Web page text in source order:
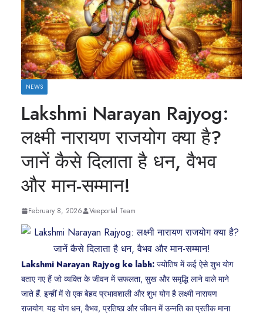
NEWS
Lakshmi Narayan Rajyog:
लक्ष्मी नारायण राजयोग क्या है?
जानें कैसे दिलाता है धन, वैभव
और मान-सम्मान!
February 8, 2026 Veeportal Team
Lakshmi Narayan Rajyog ke labh: ज्योतिष में कई ऐसे शुभ योग
बताए गए हैं जो व्यक्ति के जीवन में सफलता, सुख और समृद्धि लाने वाले माने
जाते हैं. इन्हीं में से एक बेहद प्रभावशाली और शुभ योग है लक्ष्मी नारायण
राजयोग. यह योग धन, वैभव, प्रतिष्ठा और जीवन में उन्नति का प्रतीक माना